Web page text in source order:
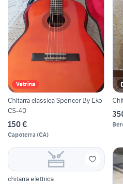
Vetrina
Chitarra classica Spencer By Eko
CS-40
150 €
Capoterra (CA)
chitarra elettrica